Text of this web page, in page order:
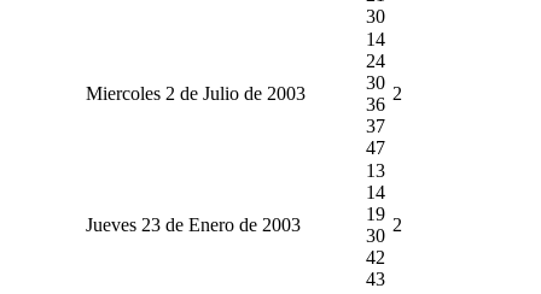
30
Miercoles 2 de Julio de 2003
14
24
30
36
37
47
2
Jueves 23 de Enero de 2003
13
14
19
30
42
43
2